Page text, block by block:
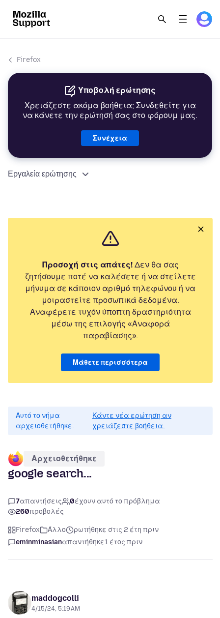
Firefox
Υποβολή ερώτησης
Χρειάζεστε ακόμα βοήθεια; Συνδεθείτε για
να κάνετε την ερώτησή σας στο φόρουμ μας.
Συνέχεια
Εργαλεία ερώτησης
Προσοχή στις απάτες!Δεν θα σας
ζητήσουμε ποτέ να καλέσετε ή να στείλετε
μήνυμα σε κάποιον αριθμό τηλεφώνου ή να
μοιραστείτε προσωπικά δεδομένα.
Αναφέρετε τυχόν ύποπτη δραστηριότητα
μέσω της επιλογής «Αναφορά
παραβίασης».
Μάθετε περισσότερα
Αυτό το νήμα
αρχειοθετήθηκε.
Κάντε νέα ερώτηση αν
χρειάζεστε βοήθεια.
Αρχειοθετήθηκε
google search...
7απαντήσεις 0έχουν αυτό το πρόβλημα
260προβολές
Firefox Άλλο
ρωτήθηκε στις 2 έτη πριν
eminminasianαπαντήθηκε1 έτος πριν
maddogcolli
4/15/24, 5:19 AM